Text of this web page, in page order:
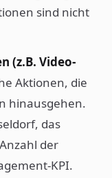
sind nicht
(z.B. Video-
Aktionen, die
hinausgehen.
das
der
KPI.